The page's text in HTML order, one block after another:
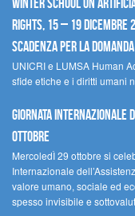
Winter School on
Rights, 15 – 19 dicembre
scadenza per la
UNICRI e LUMSA Human
sfide etiche e i diritti umani
Giornata internazionale
ottobre
MercoledÌ 29 ottobre si
Internazionale
valore umano, sociale ed
spesso invisibile e